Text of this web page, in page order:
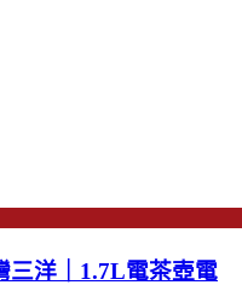
三洋｜1.7L電茶壺電